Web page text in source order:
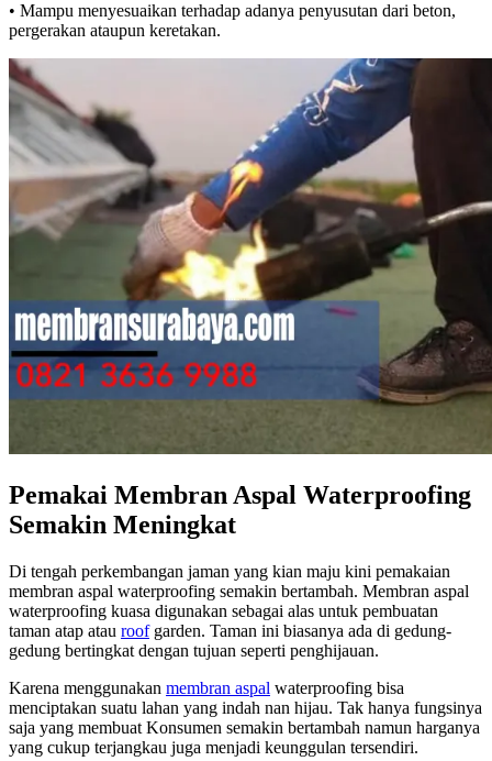
• Mampu menyesuaikan terhadap adanya penyusutan dari beton,
pergerakan ataupun keretakan.
Pemakai Membran Aspal Waterproofing
Semakin Meningkat
Di tengah perkembangan jaman yang kian maju kini pemakaian
membran aspal waterproofing semakin bertambah. Membran aspal
waterproofing kuasa digunakan sebagai alas untuk pembuatan
taman atap atau roofgarden. Taman ini biasanya ada di gedung-
gedung bertingkat dengan tujuan seperti penghijauan.
Karena menggunakan membran aspal waterproofing bisa
menciptakan suatu lahan yang indah nan hijau. Tak hanya fungsinya
saja yang membuat Konsumen semakin bertambah namun harganya
yang cukup terjangkau juga menjadi keunggulan tersendiri.